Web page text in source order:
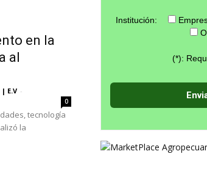
en la
al
E.V -
0
tecnología
la
Institución:
(*):